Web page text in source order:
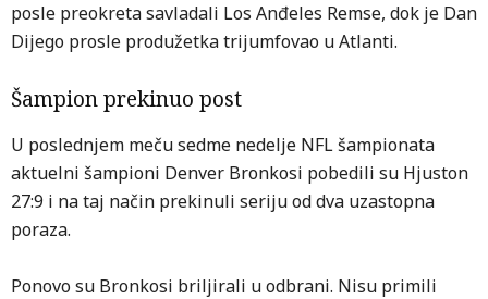
posle preokreta savladali Los Anđeles Remse, dok je Dan
Dijego prosle produžetka trijumfovao u Atlanti.
Šampion prekinuo post
U poslednjem meču sedme nedelje NFL šampionata
aktuelni šampioni Denver Bronkosi pobedili su Hjuston
27:9 i na taj način prekinuli seriju od dva uzastopna
poraza.
Ponovo su Bronkosi briljirali u odbrani. Nisu primili